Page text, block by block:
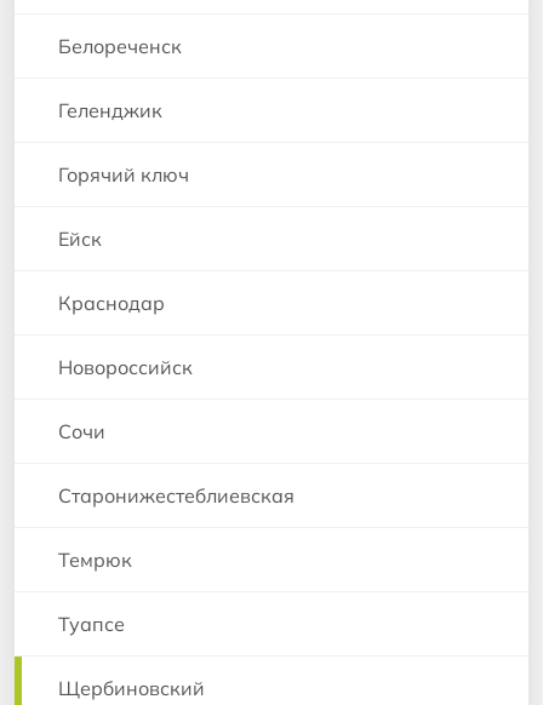
Белореченск
Геленджик
Горячий ключ
Ейск
Краснодар
Новороссийск
Сочи
Старонижестеблиевская
Темрюк
Туапсе
Щербиновский